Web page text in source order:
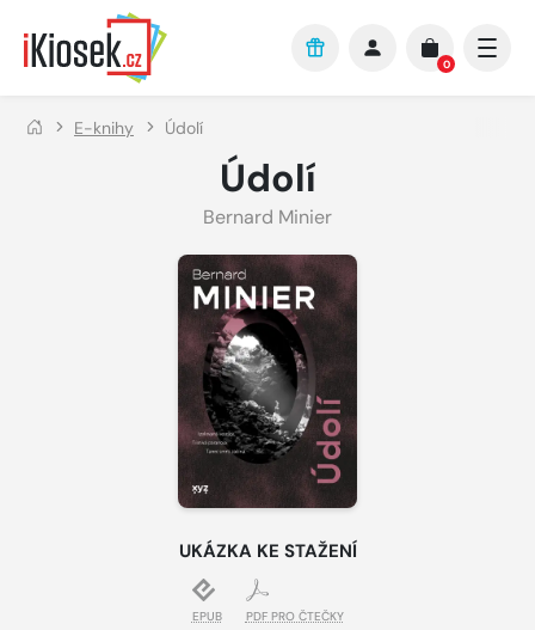
Přejít na hlavní obsah
0
E-knihy Údolí
Údolí
Bernard Minier
UKÁZKA KE STAŽENÍ
EPUB PDF PRO ČTEČKY